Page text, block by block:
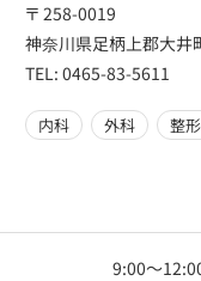
〒 258-0019
神奈川県足柄上郡大井
TEL: 0465-83-5611
内科 外科 整
9:00〜12:00